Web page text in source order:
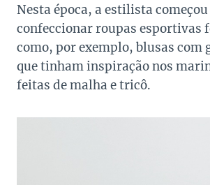
Nesta época, a estilista começou
confeccionar roupas esportivas
como, por exemplo, blusas com
que tinham inspiração nos
feitas de malha e tricô.